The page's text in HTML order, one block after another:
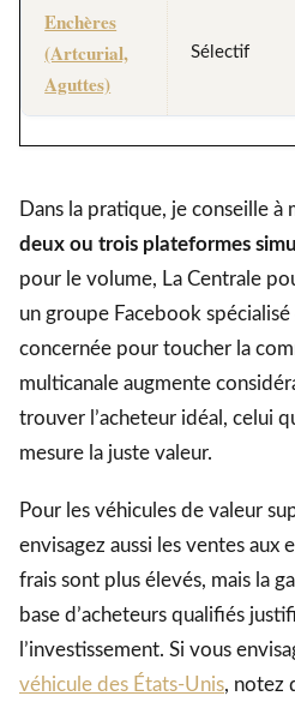
Enchères
(Artcurial,
Aguttes)
Sélectif
Dans la pratique, je conseille à
deux ou trois plateformes
pour le volume, La Centrale
un groupe Facebook spécialisé
concernée pour toucher la
multicanale augmente
trouver l’acheteur idéal, celui
mesure la juste valeur.
Pour les véhicules de valeur
envisagez aussi les ventes aux
frais sont plus élevés, mais la
base d’acheteurs qualifiés
l’investissement. Si vous
véhicule des États-Unis, notez